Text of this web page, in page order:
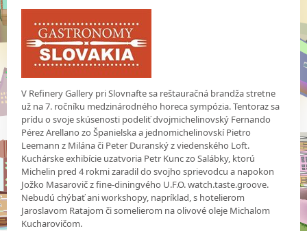
V Refinery Gallery pri Slovnafte sa reštauračná brandža stretne
už na 7. ročníku medzinárodného horeca sympózia. Tentoraz sa
prídu o svoje skúsenosti podeliť dvojmichelinovský Fernando
Pérez Arellano zo Španielska a jednomichelinovskí Pietro
Leemann z Milána či Peter Duranský z viedenského Loft.
Kuchárske exhibície uzatvoria Petr Kunc zo Salábky, ktorú
Michelin pred 4 rokmi zaradil do svojho sprievodcu a napokon
Jožko Masarovič z fine-diningvého U.F.O. watch.taste.groove.
Nebudú chýbať ani workshopy, napríklad, s hotelierom
Jaroslavom Ratajom či somelierom na olivové oleje Michalom
Kucharovičom.